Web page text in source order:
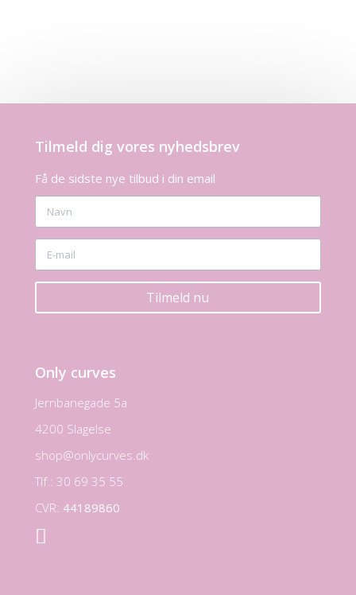
Tilmeld dig vores nyhedsbrev
Få de sidste nye tilbud i din email
Tilmeld nu
Only curves
Jernbanegade 5a
4200 Slagelse
shop@onlycurves.dk
Tlf.: 30 69 35 55
CVR: 44189860
